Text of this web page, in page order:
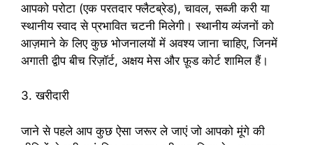
आपको परोटा (एक परतदार फ्लैटब्रेड), चावल, सब्जी करी या
स्थानीय स्वाद से प्रभावित चटनी मिलेगी। स्थानीय व्यंजनों को
आज़माने के लिए कुछ भोजनालयों में अवश्य जाना चाहिए, जिनमें
अगाती द्वीप बीच रिज़ॉर्ट, अक्षय मेस और फ़ूड कोर्ट शामिल हैं।
3. खरीदारी
जाने से पहले आप कुछ ऐसा जरूर ले जाएं जो आपको मूंगे की